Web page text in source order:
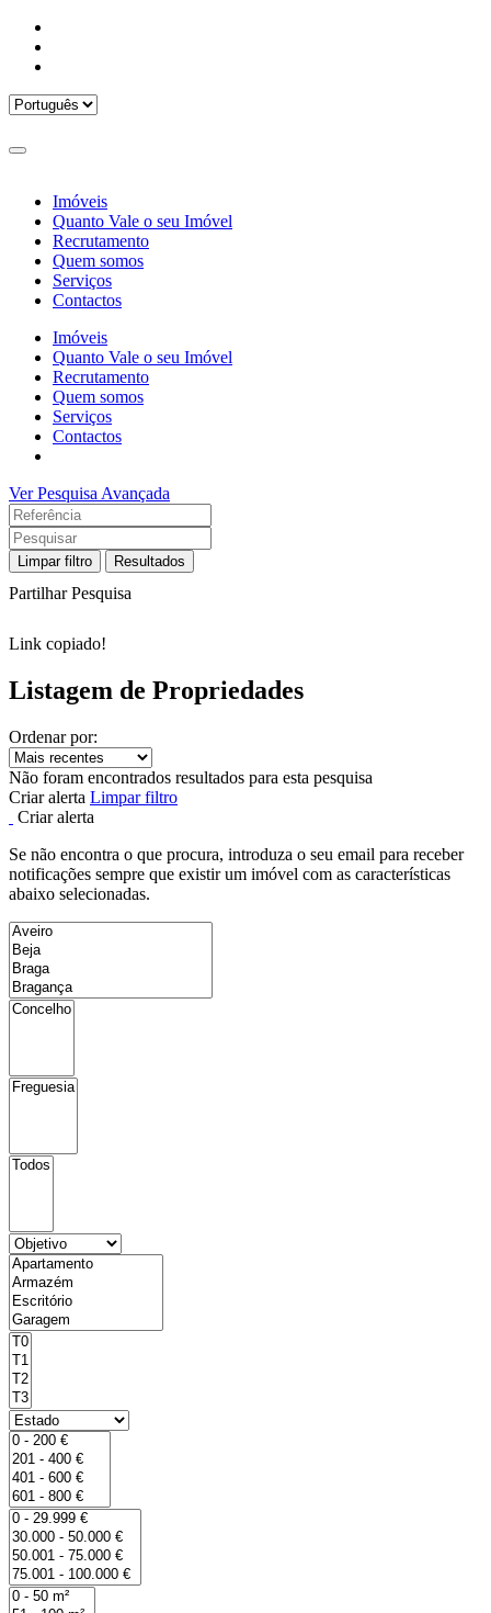
Imóveis
Quanto Vale o seu Imóvel
Recrutamento
Quem somos
Serviços
Contactos
Imóveis
Quanto Vale o seu Imóvel
Recrutamento
Quem somos
Serviços
Contactos
Ver Pesquisa Avançada
Limpar filtro Resultados
Partilhar Pesquisa
Link copiado!
Listagem de Propriedades
Ordenar por:
Não foram encontrados resultados para esta pesquisa
Criar alerta Limpar filtro
Criar alerta
Se não encontra o que procura, introduza o seu email para receber
notificações sempre que existir um imóvel com as características
abaixo selecionadas.